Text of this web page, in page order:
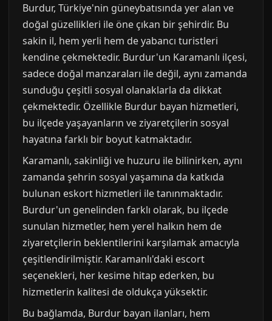
Burdur, Türkiye'nin güneybatısında yer alan ve
doğal güzellikleri ile öne çıkan bir şehirdir. Bu
sakin il, hem yerli hem de yabancı turistleri
kendine çekmektedir. Burdur'un Karamanlı ilçesi,
sadece doğal manzaraları ile değil, aynı zamanda
sunduğu çeşitli sosyal olanaklarla da dikkat
çekmektedir. Özellikle Burdur bayan hizmetleri,
bu ilçede yaşayanların ve ziyaretçilerin sosyal
hayatına farklı bir boyut katmaktadır.
Karamanlı, sakinliği ve huzuru ile bilinirken, aynı
zamanda şehrin sosyal yaşamına da katkıda
bulunan eskort hizmetleri ile tanınmaktadır.
Burdur'un genelinden farklı olarak, bu ilçede
sunulan hizmetler, hem yerel halkın hem de
ziyaretçilerin beklentilerini karşılamak amacıyla
çeşitlendirilmiştir. Karamanlı'daki escort
seçenekleri, her kesime hitap ederken, bu
hizmetlerin kalitesi de oldukça yüksektir.
Bu bağlamda, Burdur bayan ilanları, hem